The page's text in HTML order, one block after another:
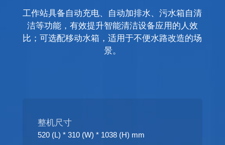
工作站具备自动充电、自动加排水、污水箱自清
洁等功能，有效提升智能清洁设备应用的人效
比；可选配移动水箱，适用于不便水路改造的场
景。
整机尺寸
520 (L) * 310 (W) * 1038 (H) mm